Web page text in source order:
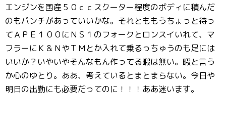
エンジンを国産５０ｃｃスクーター程度のボディに積んだ
のもパンチがあっていいかな。それとももうちょっと待っ
てＡＰＥ１００にＮＳ１のフォークとロンスイいれて、マ
フラーにＫ＆ＮやＴＭとか入れて乗るっちゅうのも足には
いいか？いやいやそんなもん作ってる暇は無い。暇と言う
か心のゆとり。ああ、考えているとまとまらない。今日や
明日の出勤にも必要だってのに！！！ああ迷います。